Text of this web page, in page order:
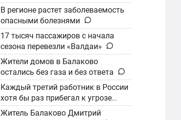
В регионе растет заболеваемость
опасными болезнями
17 тысяч пассажиров с начала
сезона перевезли «Валдаи»
Жители домов в Балаково
остались без газа и без ответа
Каждый третий работник в России
хотя бы раз прибегал к угрозе
увольнения
Житель Балаково Дмитрий